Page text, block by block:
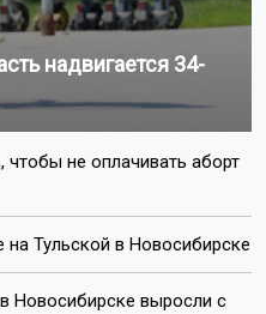
надвигается 34-
не оплачивать аборт
Тульской в Новосибирске
Новосибирске выросли с